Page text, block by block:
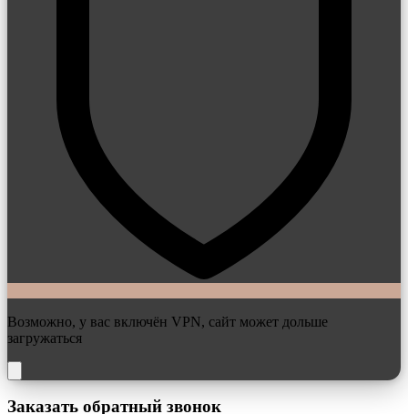
Возможно, у вас включён VPN, сайт может дольше
загружаться
Заказать обратный звонок